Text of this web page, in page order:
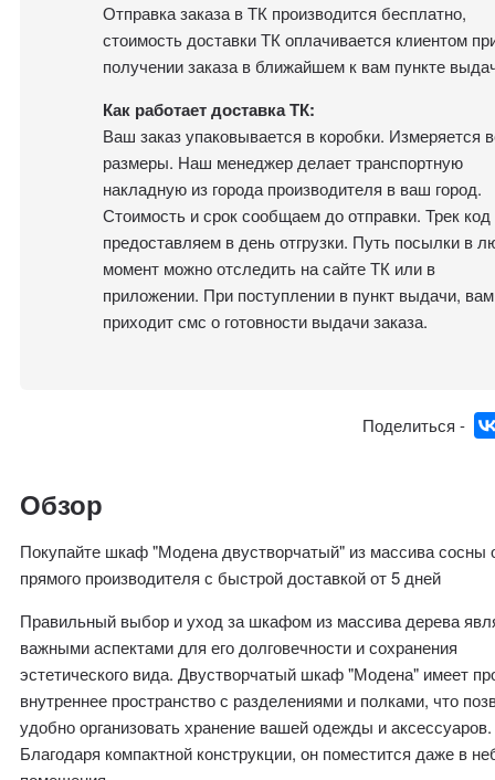
Отправка заказа в ТК производится бесплатно,
стоимость доставки ТК оплачивается клиентом
получении заказа в ближайшем к вам пункте
Как работает доставка ТК:
Ваш заказ упаковывается в коробки. Измеряется
размеры. Наш менеджер делает транспортную
накладную из города производителя в ваш город.
Стоимость и срок сообщаем до отправки. Трек код
предоставляем в день отгрузки. Путь посылки в
момент можно отследить на сайте ТК или в
приложении. При поступлении в пункт выдачи, вам
приходит смс о готовности выдачи заказа.
Поделиться -
Обзор
Покупайте шкаф "Модена двустворчатый" из массива сосны
прямого производителя с быстрой доставкой от 5 дней
Правильный выбор и уход за шкафом из массива дерева
важными аспектами для его долговечности и сохранения
эстетического вида. Двустворчатый шкаф "Модена" имеет
внутреннее пространство с разделениями и полками, что
удобно организовать хранение вашей одежды и аксессуаров.
Благодаря компактной конструкции, он поместится даже в